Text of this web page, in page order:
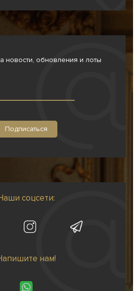
новости, обновления и лоты
соцсети:
нам!